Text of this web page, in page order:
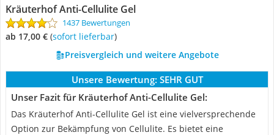
Kräuterhof Anti-Cellulite Gel
1437 Bewertungen
ab 17,00 € ( Sofort lieferbar)
Preisvergleich und weitere Angebote
Unsere Bewertung: SEHR GUT
Unser Fazit für Kräuterhof Anti-Cellulite Gel:
Das Kräuterhof Anti-Cellulite Gel ist eine vielversprechende
Option zur Bekämpfung von Cellulite. Es bietet eine